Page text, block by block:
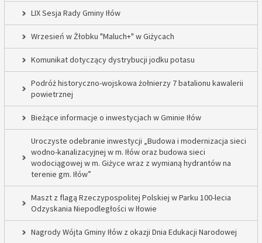
LIX Sesja Rady Gminy Iłów
Wrzesień w Żłobku "Maluch+" w Giżycach
Komunikat dotyczący dystrybucji jodku potasu
Podróż historyczno-wojskowa żołnierzy 7 batalionu kawalerii
powietrznej
Bieżące informacje o inwestycjach w Gminie Iłów
Uroczyste odebranie inwestycji „Budowa i modernizacja sieci
wodno-kanalizacyjnej w m. Iłów oraz budowa sieci
wodociągowej w m. Giżyce wraz z wymianą hydrantów na
terenie gm. Iłów”
Maszt z flagą Rzeczypospolitej Polskiej w Parku 100-lecia
Odzyskania Niepodległości w Iłowie
Nagrody Wójta Gminy Iłów z okazji Dnia Edukacji Narodowej